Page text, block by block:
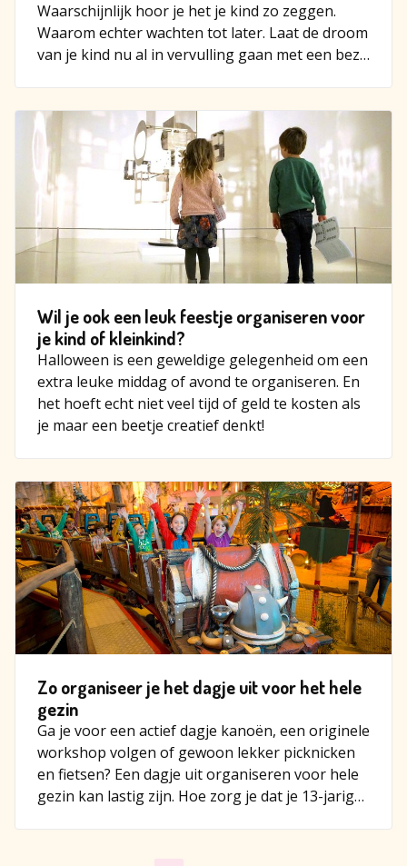
Waarschijnlijk hoor je het je kind zo zeggen.
Waarom echter wachten tot later. Laat de droom
van je kind nu al in vervulling gaan met een bez…
Wil je ook een leuk feestje organiseren voor
je kind of kleinkind?
Halloween is een geweldige gelegenheid om een
extra leuke middag of avond te organiseren. En
het hoeft echt niet veel tijd of geld te kosten als
je maar een beetje creatief denkt!
Zo organiseer je het dagje uit voor het hele
gezin
Ga je voor een actief dagje kanoën, een originele
workshop volgen of gewoon lekker picknicken
en fietsen? Een dagje uit organiseren voor hele
gezin kan lastig zijn. Hoe zorg je dat je 13-jarige